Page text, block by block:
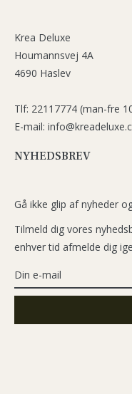
Krea Deluxe
Houmannsvej 4A
4690 Haslev
Tlf: 22117774 (man-fre
E-mail:
NYHEDSBREV
Gå ikke glip af nyheder
Tilmeld dig vores
enhver tid afmelde dig